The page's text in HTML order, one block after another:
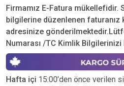
Firmamız E-Fatura mükellefidir.
bilgilerine düzenlenen faturanız
adresinize
Numarası /TC Kimlik
Hafta içi 15:00’den önce verilen